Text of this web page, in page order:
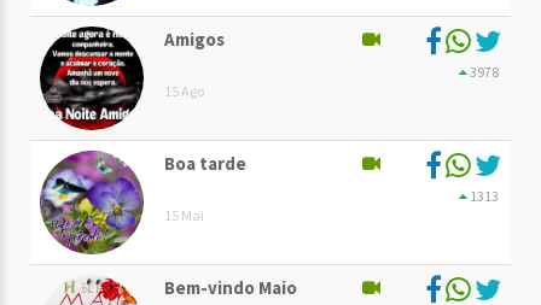
Amigos
15 Ago
3978
Boa tarde
15 Mai
1313
Bem-vindo Maio